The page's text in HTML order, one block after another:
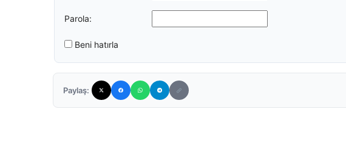
Parola:
Beni hatırla
Paylaş: